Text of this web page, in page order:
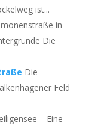
ist...
in
Die
Die
Feld
– Eine